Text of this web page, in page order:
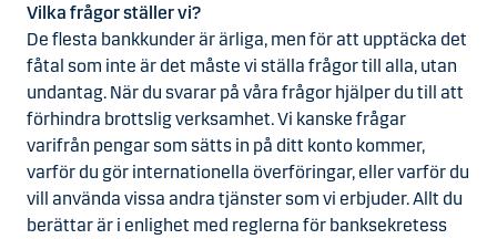
Vilka frågor ställer vi?
De flesta bankkunder är ärliga, men för att upptäcka det
fåtal som inte är det måste vi ställa frågor till alla, utan
undantag. När du svarar på våra frågor hjälper du till att
förhindra brottslig verksamhet. Vi kanske frågar
varifrån pengar som sätts in på ditt konto kommer,
varför du gör internationella överföringar, eller varför du
vill använda vissa andra tjänster som vi erbjuder. Allt du
berättar är i enlighet med reglerna för banksekretess